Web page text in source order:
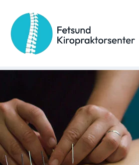
Nålebehandling
Nåler bruker vi som
kommer helt i mål med vanlig